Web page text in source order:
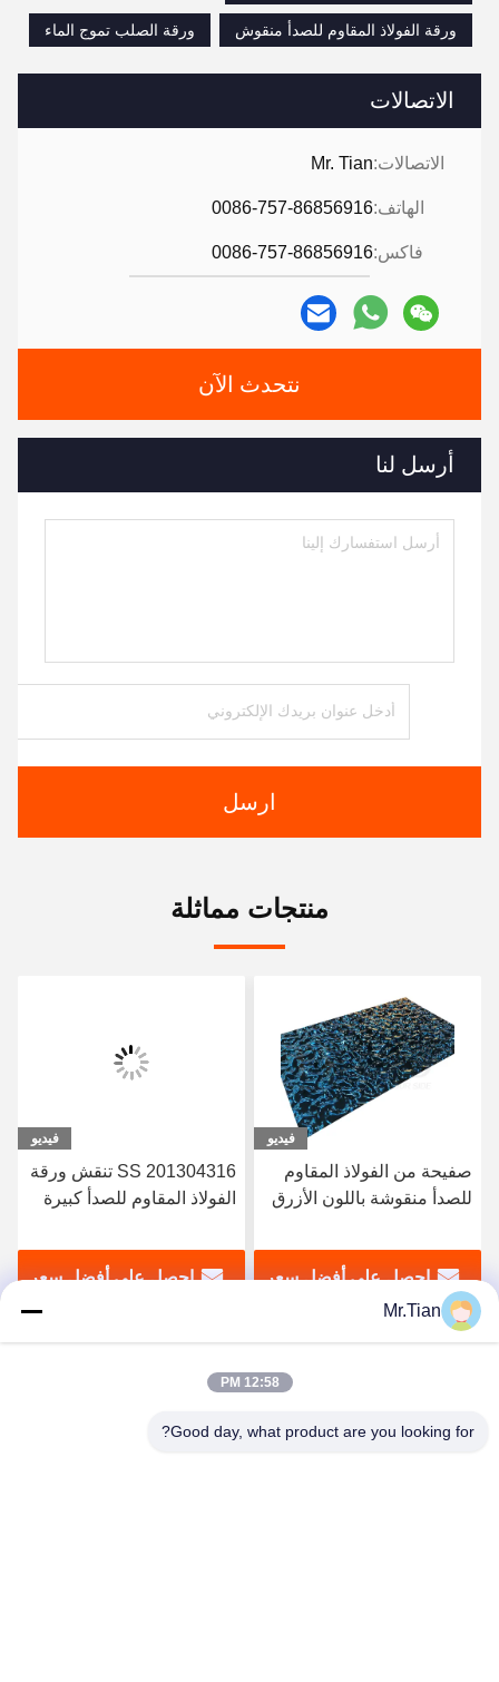
الاتصالات
الاتصالات:Mr. Tian
الهاتف:0086-757-86856916
فاكس:0086-757-86856916
نتحدث الآن
أرسل لنا
ارسل
ورقة الفولاذ المقاوم للصدأ منقوش ورقة الصلب تموج الماء
منتجات مماثلة
فيديو
SS 201304316 تنقش ورقة
الفولاذ المقاوم للصدأ كبيرة
البرونزي مرآة
احصل على أفضل سعر
فيديو
ورقة متوسطة الحجم
منقوشة من الفولاذ المقاوم
التيتانيوم الذهب معكوسة
احصل على أفضل سعر
(GuangDong)Foshan Winsco Metal Products
Mr.Tian
12:58 PM
Good day, what product are you looking for?